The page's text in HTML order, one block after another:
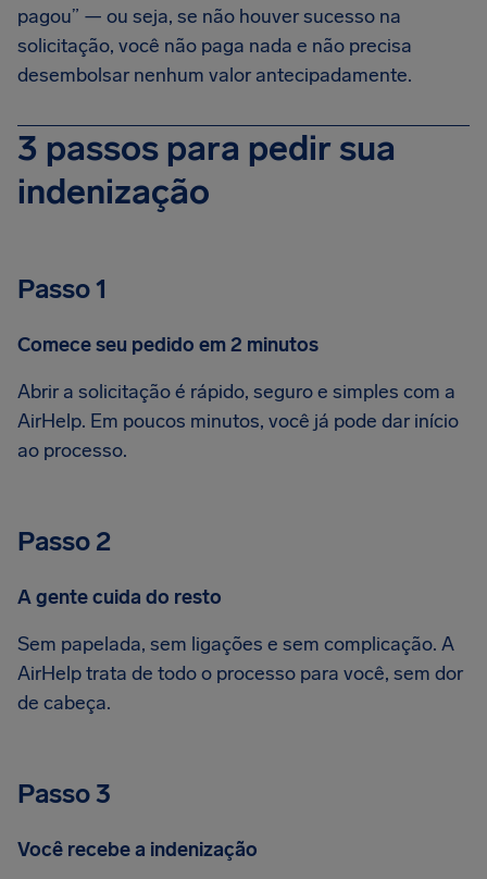
pagou” — ou seja, se não houver sucesso na
solicitação, você não paga nada e não precisa
desembolsar nenhum valor antecipadamente.
3 passos para pedir sua
indenização
Passo 1
Comece seu pedido em 2 minutos
Abrir a solicitação é rápido, seguro e simples com a
AirHelp. Em poucos minutos, você já pode dar início
ao processo.
Passo 2
A gente cuida do resto
Sem papelada, sem ligações e sem complicação. A
AirHelp trata de todo o processo para você, sem dor
de cabeça.
Passo 3
Você recebe a indenização